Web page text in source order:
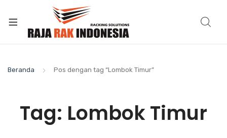
Beranda Pos dengan tag “Lombok Timur”
Tag: Lombok Timur